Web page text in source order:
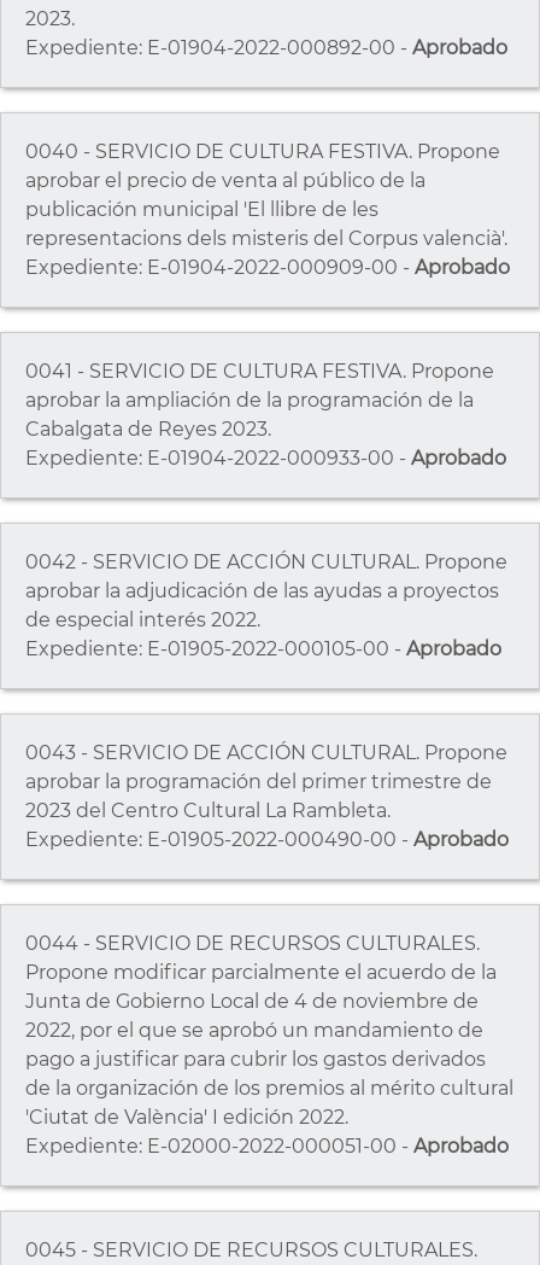
2023.
Expediente: E-01904-2022-000892-00 - Aprobado
0040 - SERVICIO DE CULTURA FESTIVA. Propone
aprobar el precio de venta al público de la
publicación municipal 'El llibre de les
representacions dels misteris del Corpus valencià'.
Expediente: E-01904-2022-000909-00 - Aprobado
0041 - SERVICIO DE CULTURA FESTIVA. Propone
aprobar la ampliación de la programación de la
Cabalgata de Reyes 2023.
Expediente: E-01904-2022-000933-00 - Aprobado
0042 - SERVICIO DE ACCIÓN CULTURAL. Propone
aprobar la adjudicación de las ayudas a proyectos
de especial interés 2022.
Expediente: E-01905-2022-000105-00 - Aprobado
0043 - SERVICIO DE ACCIÓN CULTURAL. Propone
aprobar la programación del primer trimestre de
2023 del Centro Cultural La Rambleta.
Expediente: E-01905-2022-000490-00 - Aprobado
0044 - SERVICIO DE RECURSOS CULTURALES.
Propone modificar parcialmente el acuerdo de la
Junta de Gobierno Local de 4 de noviembre de
2022, por el que se aprobó un mandamiento de
pago a justificar para cubrir los gastos derivados
de la organización de los premios al mérito cultural
'Ciutat de València' I edición 2022.
Expediente: E-02000-2022-000051-00 - Aprobado
0045 - SERVICIO DE RECURSOS CULTURALES.